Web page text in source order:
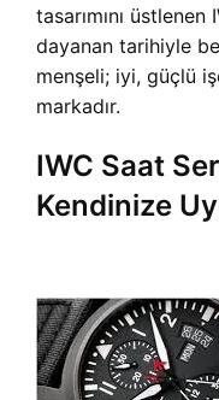
tasarımını üstlenen
dayanan tarihiyle
menşeli; iyi, güçlü
markadır.
IWC Saat
Kendinize